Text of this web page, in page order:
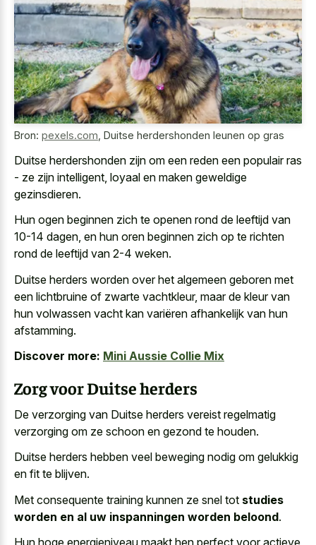
Bron: pexels.com Duitse herdershonden leunen op gras
Duitse herdershonden zijn om een reden een populair ras
- ze zijn intelligent, loyaal en maken geweldige
gezinsdieren.
Hun ogen beginnen zich te openen rond de leeftijd van
10-14 dagen, en hun oren beginnen zich op te richten
rond de leeftijd van 2-4 weken.
Duitse herders worden over het algemeen geboren met
een lichtbruine of zwarte vachtkleur, maar de kleur van
hun volwassen vacht kan variëren afhankelijk van hun
afstamming.
Discover more: Mini Aussie Collie Mix
Zorg voor Duitse herders
De verzorging van Duitse herders vereist regelmatig
verzorging om ze schoon en gezond te houden.
Duitse herders hebben veel beweging nodig om gelukkig
en fit te blijven.
Met consequente training kunnen ze snel tot studies
worden en al uw inspanningen worden beloond.